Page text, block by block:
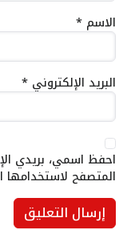
الاسم *
البريد الإلكتروني *
احفظ اسمي، بريدي
المتصفح لاستخدامها